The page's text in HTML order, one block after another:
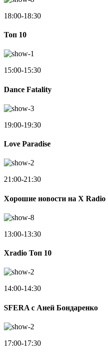
18:00-18:30
Toп 10
15:00-15:30
Dance Fatality
19:00-19:30
Love Paradise
21:00-21:30
Хорошие новости на X Radio
13:00-13:30
Xradio Топ 10
14:00-14:30
SFERA с Аней Бондаренко
17:00-17:30